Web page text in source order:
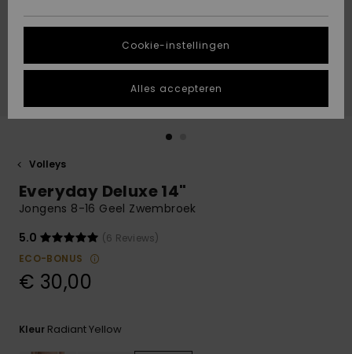
Highlights
Highlights
gesprek om het
snelste
vraag te
krijgen.
Gesprek
antwoorden op
de meest
vragen en ons
contactformulier.
DUURZAAMHEID
STORE LOCATOR
VERLANGLIJST
Volleys
Everyday Deluxe 14"
Jongens 8-16 Geel Zwembroek
5.0
(6 Reviews)
ECO-BONUS
€ 30,00
Kleur Radiant Yellow
Cookie-instellingen
Alles accepteren